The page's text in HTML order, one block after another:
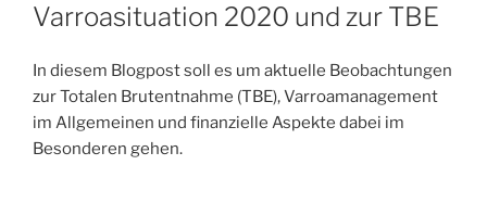
Varroasituation 2020 und zur TBE
In diesem Blogpost soll es um aktuelle Beobachtungen
zur Totalen Brutentnahme (TBE), Varroamanagement
im Allgemeinen und finanzielle Aspekte dabei im
Besonderen gehen.